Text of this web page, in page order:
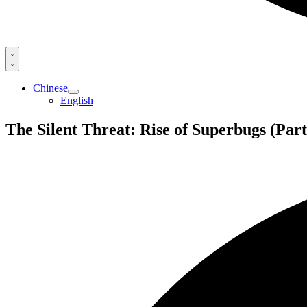
Chinese
English
The Silent Threat: Rise of Superbugs